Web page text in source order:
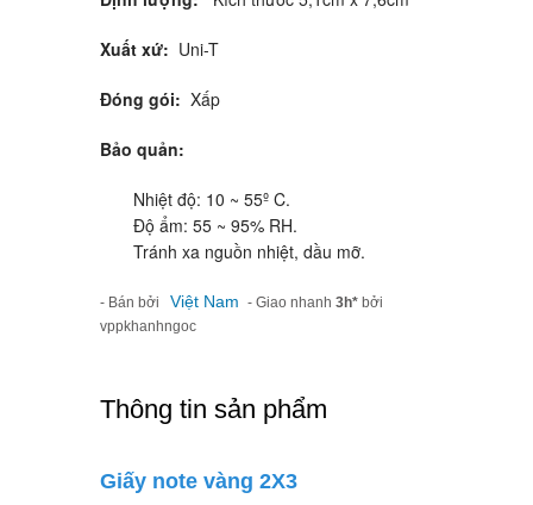
Xuất xứ: Uni-T
Đóng gói: Xấp
Bảo quản:
Nhiệt độ: 10 ~ 55º C.
Độ ẩm: 55 ~ 95% RH.
Tránh xa nguồn nhiệt, dầu mỡ.
- Bán bởi Việt Nam - Giao nhanh 3h* bởi
vppkhanhngoc
Thông tin sản phẩm
Giấy note vàng 2X3